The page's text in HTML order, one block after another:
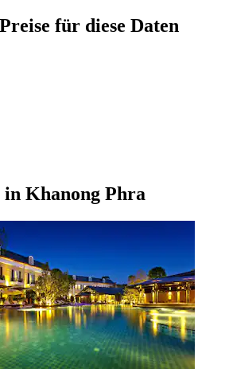
für diese Daten
Khanong Phra